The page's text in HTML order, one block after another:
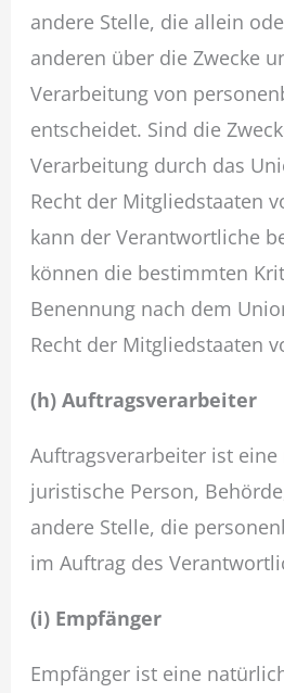
andere Stelle, die allein
anderen über die Zwecke
Verarbeitung von
entscheidet. Sind die
Verarbeitung durch das
Recht der Mitgliedstaaten
kann der Verantwortliche
können die bestimmten
Benennung nach dem
Recht der Mitgliedstaaten
(h) Auftragsverarbeiter
Auftragsverarbeiter ist
juristische Person,
andere Stelle, die
im Auftrag des
(i) Empfänger
Empfänger ist eine